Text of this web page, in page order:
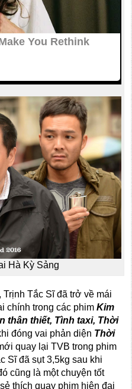
Hà Kỳ Sảng
Tắc Sĩ đã trở về mái
chính trong các phimKim
thân thiết, Tình taxi, Thời
đóng vai phản diện Thời
quay lại TVB trong phim
Sĩ đã sụt 3,5kg sau khi
cũng là một chuyện tốt
thích quay phim hiện đại